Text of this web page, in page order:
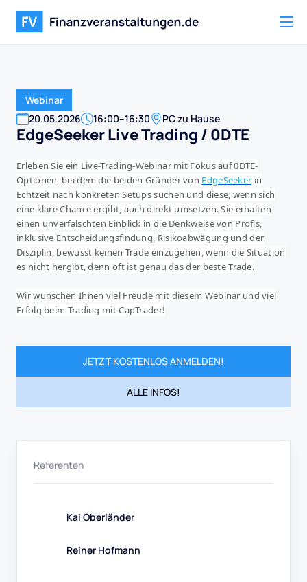
Webinar
20.05.2026 16:00–16:30 PC zu Hause
EdgeSeeker Live Trading / 0DTE
Erleben Sie ein Live-Trading-Webinar mit Fokus auf 0DTE-
Optionen, bei dem die beiden Gründer von EdgeSeeker in
Echtzeit nach konkreten Setups suchen und diese, wenn sich
eine klare Chance ergibt, auch direkt umsetzen. Sie erhalten
einen unverfälschten Einblick in die Denkweise von Profis,
inklusive Entscheidungsfindung, Risikoabwägung und der
Disziplin, bewusst keinen Trade einzugehen, wenn die Situation
es nicht hergibt, denn oft ist genau das der beste Trade.
Wir wünschen Ihnen viel Freude mit diesem Webinar und viel
Erfolg beim Trading mit CapTrader!
JETZT KOSTENLOS ANMELDEN!
ALLE INFOS!
Referenten
Kai Oberländer
Reiner Hofmann